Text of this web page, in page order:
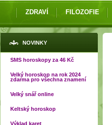
ZDRAVÍ FILOZOFIE
NOVINKY
SMS horoskopy za 46 Kč
Velký horoskop na rok 2024
zdarma pro všechna znamení
Velký snář online
Keltský horoskop
Výklad karet